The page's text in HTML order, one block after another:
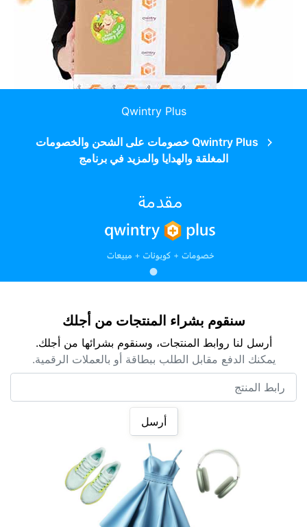
Qwintry Plus
Qwintry Plus خصومات على الشحن والخصومات
المغلقة والهدايا والمزيد في برنامج
سنقوم بشراء المنتجات من أجلك
أرسل لنا روابط المنتجات، وسنقوم بشرائها من أجلك.
يمكنك الدفع مقابل الطلب ببطاقة أو بالعملات الرقمية.
أرسل